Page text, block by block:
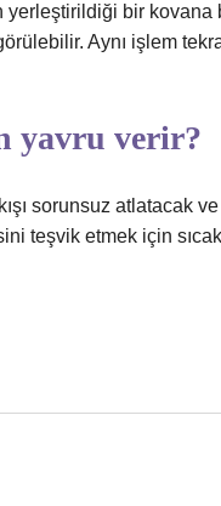
bir kovana
Aynı işlem
yavru verir?
sorunsuz atlatacak
teşvik etmek için